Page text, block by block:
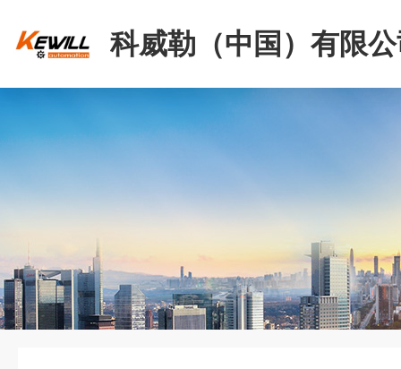
科威勒（中国）有限